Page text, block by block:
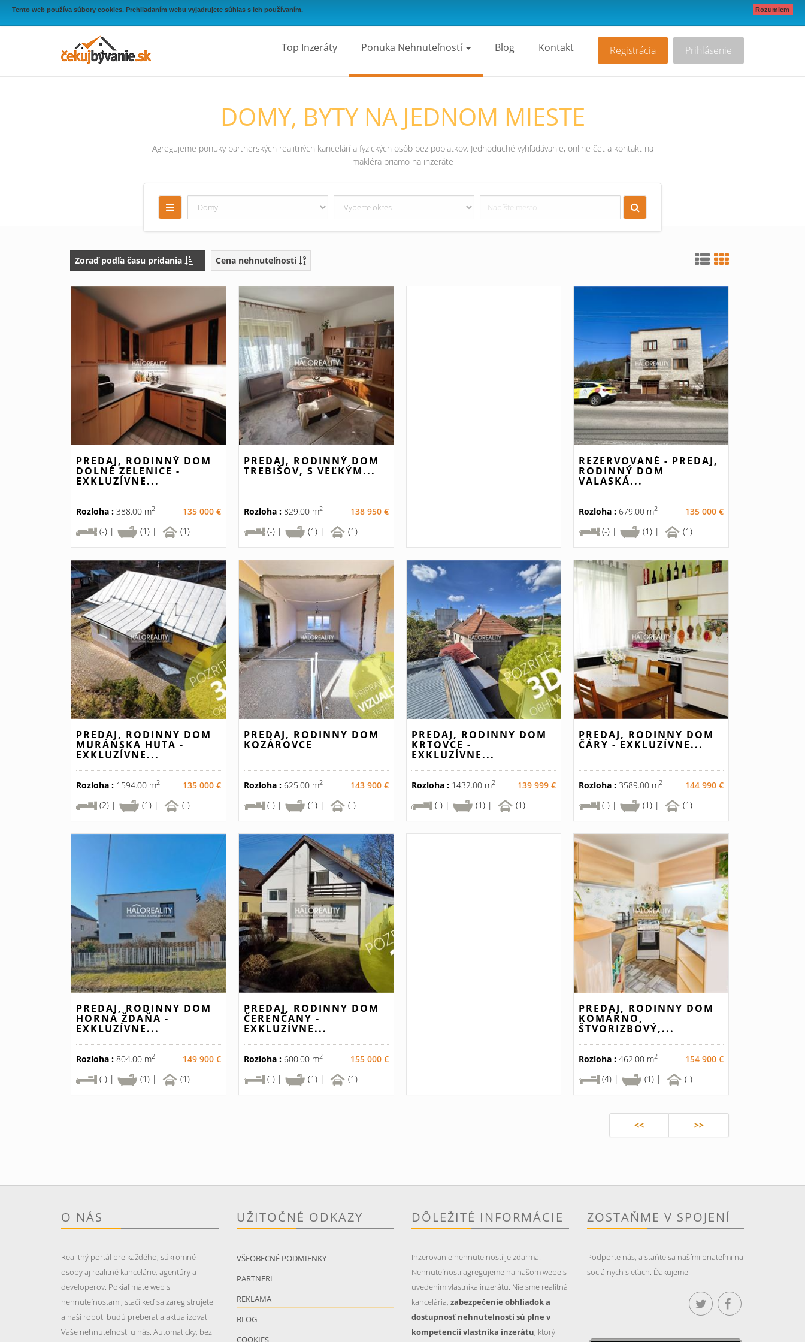
Tento web používa súbory cookies. Prehliadaním webu vyjadrujete súhlas s ich používaním. Rozumiem
Registrácia Prihlásenie
Top Inzeráty Ponuka Nehnuteľností Blog Kontakt
DOMY, BYTY NA JEDNOM MIESTE
Agregujeme ponuky partnerských realitných kancelárí a fyzických osôb bez poplatkov. Jednoduché vyhľadávanie, online čet a kontakt na
makléra priamo na inzeráte
Zoraď podľa času pridania Cena nehnuteľnosti
PREDAJ, RODINNÝ DOM
DOLNÉ ZELENICE -
EXKLUZÍVNE...
Rozloha : 388.00 m2
135 000 €
(-) |
(1) | (1)
PREDAJ, RODINNÝ DOM
TREBIŠOV, S VEĽKÝM...
Rozloha :829.00 m2
138 950 €
(-) |
(1) | (1)
REZERVOVANÉ - PREDAJ,
RODINNÝ DOM
VALASKÁ...
Rozloha : 679.00 m2
135 000 €
(-) |
(1) | (1)
PREDAJ, RODINNÝ DOM
MURÁNSKA HUTA -
EXKLUZÍVNE...
Rozloha : 1594.00 m2
135 000 €
(2) |
(1) | (-)
PREDAJ, RODINNÝ DOM
KOZÁROVCE
Rozloha :625.00 m2
143 900 €
(-) |
(1) | (-)
PREDAJ, RODINNÝ DOM
KRTOVCE -
EXKLUZÍVNE...
Rozloha :1432.00 m2
139 999 €
(-) |
(1) | (1)
PREDAJ, RODINNÝ DOM
ČÁRY - EXKLUZÍVNE...
Rozloha : 3589.00 m2
144 990 €
(-) |
(1) | (1)
PREDAJ, RODINNÝ DOM
HORNÁ ŽDAŇA -
EXKLUZÍVNE...
Rozloha : 804.00 m2
149 900 €
(-) |
(1) | (1)
PREDAJ, RODINNÝ DOM
ČERENČANY -
EXKLUZÍVNE...
Rozloha :600.00 m2
155 000 €
(-) |
(1) | (1)
PREDAJ, RODINNÝ DOM
KOMÁRNO,
ŠTVORIZBOVÝ,...
Rozloha : 462.00 m2
154 900 €
(4) |
(1) | (-)
<< >>
O NÁS
Realitný portál pre každého, súkromné
osoby aj realitné kancelárie, agentúry a
developerov. Pokiaľ máte web s
nehnuteľnostami, stačí keď sa zaregistrujete
a naši roboti budú preberať a aktualizovať
Vaše nehnuteľnosti u nás. Automaticky, bez
UŽITOČNÉ ODKAZY
VŠEOBECNÉ PODMIENKY
PARTNERI
REKLAMA
BLOG
COOKIES
DÔLEŽITÉ INFORMÁCIE
Inzerovanie nehnutelností je zdarma.
Nehnuteľnosti agregujeme na našom webe s
uvedením vlastníka inzerátu. Nie sme realitná
kancelária, zabezpečenie obhliadok a
dostupnosť nehnutelnosti sú plne v
kompetencií vlastníka inzerátu, ktorý
ZOSTAŇME V SPOJENÍ
Podporte nás, a staňte sa našími priateľmi na
sociálnych sieťach. Ďakujeme.